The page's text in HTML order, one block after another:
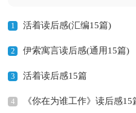
1 活着读后感(汇编15篇)
2 伊索寓言读后感(通用15篇)
3 活着读后感15篇
4 《你在为谁工作》读后感15